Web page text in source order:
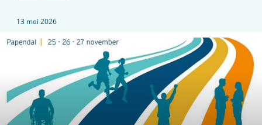
13 mei 2026